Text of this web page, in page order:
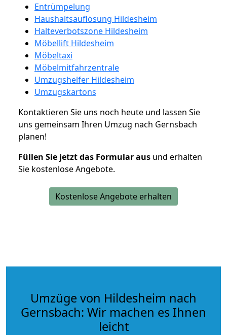
Entrümpelung
Haushaltsauflösung Hildesheim
Halteverbotszone Hildesheim
Möbellift Hildesheim
Möbeltaxi
Möbelmitfahrzentrale
Umzugshelfer Hildesheim
Umzugskartons
Kontaktieren Sie uns noch heute und lassen Sie
uns gemeinsam Ihren Umzug nach Gernsbach
planen!
Füllen Sie jetzt das Formular aus und erhalten
Sie kostenlose Angebote.
Kostenlose Angebote erhalten
Umzüge von Hildesheim nach
Gernsbach: Wir machen es Ihnen
leicht